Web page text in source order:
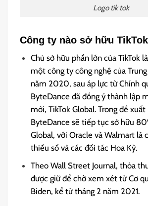
Logo tik tok
Công ty nào sở hữu
Chủ sở hữu phần lớn của TikTok
một công ty công nghệ của
năm 2020, sau áp lực từ Chính
ByteDance đã đồng ý thành lập
mới, TikTok Global. Trong đề xuất
ByteDance sẽ tiếp tục sở hữu
Global, với Oracle và Walmart là
thiểu số và các đối tác Hoa Kỳ.
Theo Wall Street Journal, thỏa
được giữ để chờ xem xét từ Cơ
Biden, kể từ tháng 2 năm 2021.